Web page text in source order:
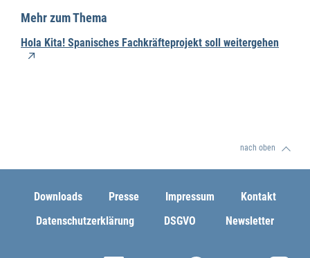
Mehr zum Thema
Hola Kita! Spanisches Fachkräfteprojekt soll weitergehen
nach oben
Downloads Presse Impressum
Kontakt
Datenschutzerklärung
DSGVO Newsletter